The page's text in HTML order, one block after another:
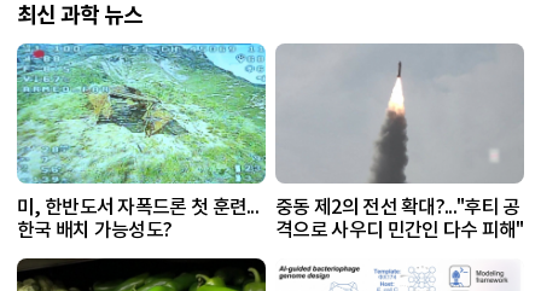
최신 과학 뉴스
미, 한반도서 자폭드론 첫 훈련...
한국 배치 가능성도?
중동 제2의 전선 확대?..."후티 공
격으로 사우디 민간인 다수 피해"